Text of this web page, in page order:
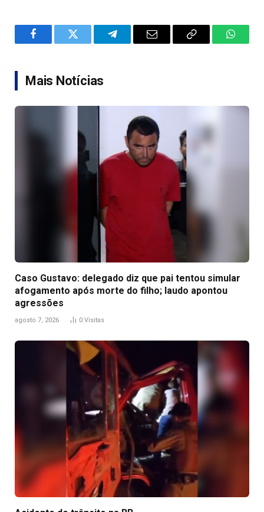
FacebookTwitter TelegramEmail
Copy
Mais Notícias
Caso Gustavo: delegado diz que pai tentou simular
afogamento após morte do filho; laudo apontou
agressões
agosto 7, 2026 0 Visitas